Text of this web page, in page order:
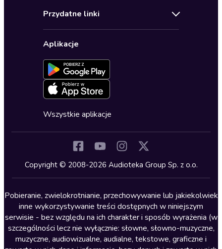
Biznes, marketing, ekonomia
Dla młodzieży
Kryminały
Lektury szkolne
Literatura anglojęzyczna
Literatura faktu
Literatura obyczajowa
Literatura piękna obca
Ustawienia prywatności
Formularz zgłaszania nielegalnych treści
Deklaracja dostępności
Karnety
Oferta dla firm i bibliotek
Przydatne linki
Dołącz do newslettera
Blog
Zapowiedzi
Cykle audiobooków
Aplikacje
Wszystkie aplikacje
Copyright © 2008-2026 Audioteka Group Sp. z o.o.
Pobieranie, zwielokrotnianie, przechowywanie lub jakiekolwiek
inne wykorzystywanie treści dostępnych w niniejszym
serwisie - bez względu na ich charakter i sposób wyrażenia (w
szczególności lecz nie wyłącznie: słowne, słowno-muzyczne,
muzyczne, audiowizualne, audialne, tekstowe, graficzne i